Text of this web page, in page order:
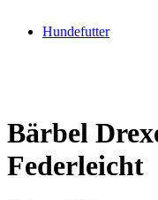
Hundefutter
Bärbel
Federleicht